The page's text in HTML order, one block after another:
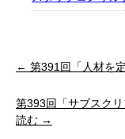
← 第391回「人材を
第393回「サブスク
読む →